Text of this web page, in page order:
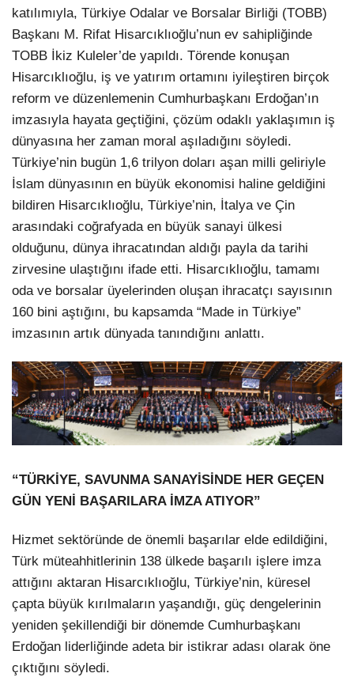
katılımıyla, Türkiye Odalar ve Borsalar Birliği (TOBB)
Başkanı M. Rifat Hisarcıklıoğlu’nun ev sahipliğinde
TOBB İkiz Kuleler’de yapıldı. Törende konuşan
Hisarcıklıoğlu, iş ve yatırım ortamını iyileştiren birçok
reform ve düzenlemenin Cumhurbaşkanı Erdoğan’ın
imzasıyla hayata geçtiğini, çözüm odaklı yaklaşımın iş
dünyasına her zaman moral aşıladığını söyledi.
Türkiye’nin bugün 1,6 trilyon doları aşan milli geliriyle
İslam dünyasının en büyük ekonomisi haline geldiğini
bildiren Hisarcıklıoğlu, Türkiye’nin, İtalya ve Çin
arasındaki coğrafyada en büyük sanayi ülkesi
olduğunu, dünya ihracatından aldığı payla da tarihi
zirvesine ulaştığını ifade etti. Hisarcıklıoğlu, tamamı
oda ve borsalar üyelerinden oluşan ihracatçı sayısının
160 bini aştığını, bu kapsamda “Made in Türkiye”
imzasının artık dünyada tanındığını anlattı.
“TÜRKİYE, SAVUNMA SANAYİSİNDE HER GEÇEN
GÜN YENİ BAŞARILARA İMZA ATIYOR”
Hizmet sektöründe de önemli başarılar elde edildiğini,
Türk müteahhitlerinin 138 ülkede başarılı işlere imza
attığını aktaran Hisarcıklıoğlu, Türkiye’nin, küresel
çapta büyük kırılmaların yaşandığı, güç dengelerinin
yeniden şekillendiği bir dönemde Cumhurbaşkanı
Erdoğan liderliğinde adeta bir istikrar adası olarak öne
çıktığını söyledi.